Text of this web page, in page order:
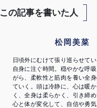
この記事を書いた人
松岡美菜
日頃外にむけて張り巡らせて
自身に注ぐ時間。穏やかな呼
がら、柔軟性と筋肉を養い全
ていく。頭は冷静に、心は暖
く、全身は柔らかく、引き締
心と体が変化して、自信や勇